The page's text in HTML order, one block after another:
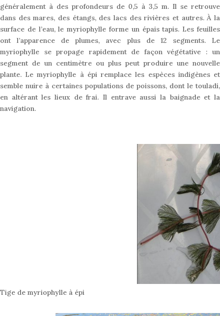
généralement à des profondeurs de 0,5 à 3,5 m. Il se retrouve
dans des mares, des étangs, des lacs des rivières et autres. À la
surface de l’eau, le myriophylle forme un épais tapis. Les feuilles
ont l’apparence de plumes, avec plus de 12 segments. Le
myriophylle se propage rapidement de façon végétative : un
segment de un centimètre ou plus peut produire une nouvelle
plante. Le myriophylle à épi remplace les espèces indigènes et
semble nuire à certaines populations de poissons, dont le touladi,
en altérant les lieux de frai. Il entrave aussi la baignade et la
navigation.
Tige de myriophylle à épi